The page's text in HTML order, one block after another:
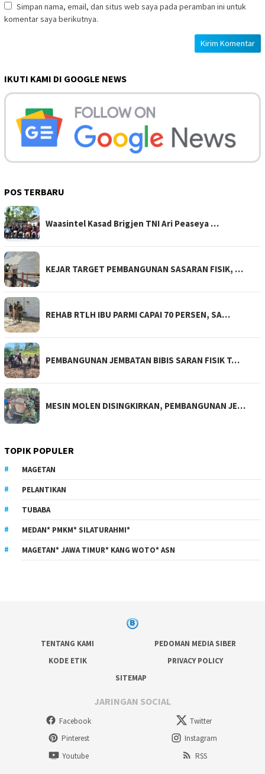
Simpan nama, email, dan situs web saya pada peramban ini untuk
komentar saya berikutnya.
IKUTI KAMI DI GOOGLE NEWS
POS TERBARU
Waasintel Kasad Brigjen TNI Ari Peaseya …
KEJAR TARGET PEMBANGUNAN SASARAN FISIK, …
REHAB RTLH IBU PARMI CAPAI 70 PERSEN, SA…
PEMBANGUNAN JEMBATAN BIBIS SARAN FISIK T…
MESIN MOLEN DISINGKIRKAN, PEMBANGUNAN JE…
TOPIK POPULER
MAGETAN
PELANTIKAN
TUBABA
MEDAN* PMKM* SILATURAHMI*
MAGETAN* JAWA TIMUR* KANG WOTO* ASN
TENTANG KAMI
PEDOMAN MEDIA SIBER
KODE ETIK
PRIVACY POLICY
SITEMAP
JARINGAN SOCIAL
Facebook
Twitter
Pinterest
Instagram
Youtube
RSS